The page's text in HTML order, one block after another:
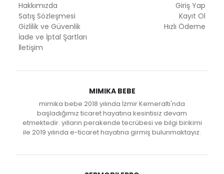
Hakkımızda
Satış Sözleşmesi
Gizlilik ve Güvenlik
İade ve İptal Şartları
İletişim
Giriş Yap
Kayıt Ol
Hızlı Ödeme
MIMIKA BEBE
mimika bebe 2018 yılında İzmir Kemeraltı'nda
başladığımız ticaret hayatına kesintisiz devam
etmektedir. yılların perakende tecrübesi ve bilgi birikimi
ile 2019 yılında e-ticaret hayatına girmiş bulunmaktayız.